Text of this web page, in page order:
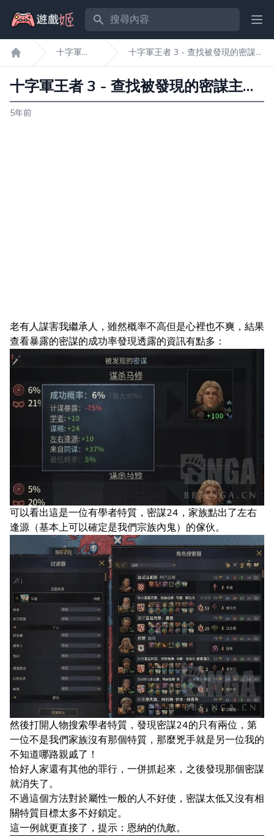
搜尋內容
遊戲姬首頁
十字軍王
者3
十字軍王者 3 - 查找被發現的密謀主
使方法
十字軍王者 3 - 查找被發現的密謀主使方法
5年前
老有人謀害我繼承人，雖然概率不高但是心裡也不爽，結果
查看暴露的密謀的成功率發現透露的資訊有點多：
可以看出這是一位有學者特質，密謀24，家族點出了左右
逢源（基本上可以確定是我們宗族內鬼）的傢伙。
然後打開人物搜索學者特質，發現密謀24的只有兩位，第
一位不是我們家族沒有那個特質，那麼兇手就是另一位我的
不知道哪路親戚了！
恰好人家還有其他的罪行，一併抓起來，之後發現那個密謀
就消失了。
不過這個方法對於屬性一般的人不好使，密謀太低又沒有相
關特質目標太多不好鎖定。
這一例就更直接了，提示：恩納的仇敵。